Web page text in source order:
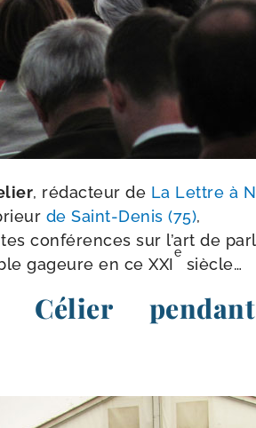
, rédac­teur de La Lettre à
de Saint-​Denis (75),
confé­rences sur l’art de
gageure en ce XXI
e
siècle…
Célier